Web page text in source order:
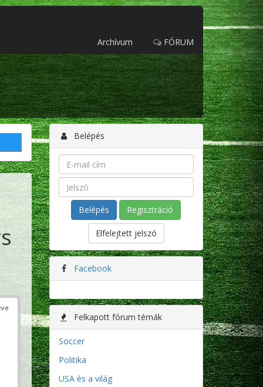
Archívum FÓRUM
Belépés
Regisztráció
Elfelejtett jelszó
Facebook
Felkapott fórum témák
Soccer
Politika
USA és a világ